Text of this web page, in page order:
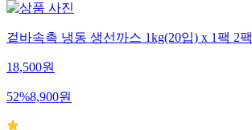
겉바속촉 냉동 생선까스 1kg(20입) x 1팩 2팩
18,500원
52%8,900원